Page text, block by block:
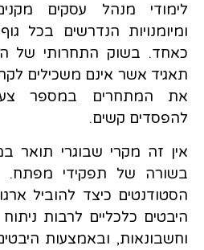
לימודי מנהל עסקים
ומיומנויות הנדרשים בכל
תאגיד אשר אינם משכילים
את המתחרים במספר
להפסדים קשים.
אין זה מקרי שבוגרי תואר
בשורה של תפקידי מפתח.
הסטודנטים כיצד להוביל
היבטים כלכליים לרבות ניתוח
וחשבונאות, ובאמצעות